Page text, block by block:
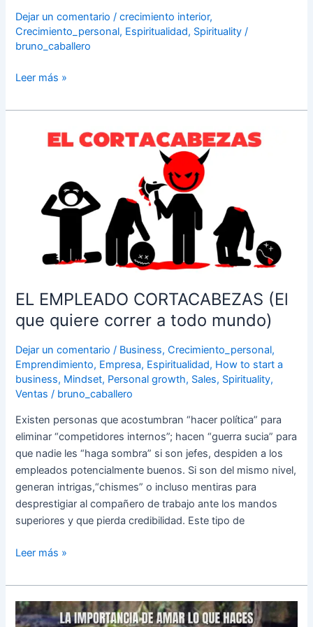
Dejar un comentario /crecimiento interior,
Crecimiento_personal, Espiritualidad, Spirituality /
bruno_caballero
de
lo
lo
eso
pagar
al
del
día
es
un
pensamiento;
puedes
pensar
en
lo
que
quieras,
castillo
Leer más »
EL EMPLEADO CORTACABEZAS (El
que quiere correr a todo mundo)
Dejar un comentario / Business,Crecimiento_personal,
Emprendimiento, Empresa, Espiritualidad, How to start a
business, Mindset, Personal growth, Sales, Spirituality,
Ventas / bruno_caballero
Existen personas que acostumbran “hacer política” para
eliminar “competidores internos”; hacen “guerra sucia” para
que nadie les “haga sombra” si son jefes, despiden a los
empleados potencialmente buenos. Si son del mismo nivel,
generan intrigas,“chismes” o incluso mentiras para
desprestigiar al compañero de trabajo ante los mandos
superiores y que pierda credibilidad. Este tipo de
EMPLEADO
quiere
Leer más »
LA